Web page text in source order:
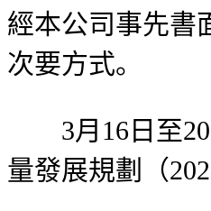
經本公司事先書
次要方式。
3月16日至20
量發展規劃（202